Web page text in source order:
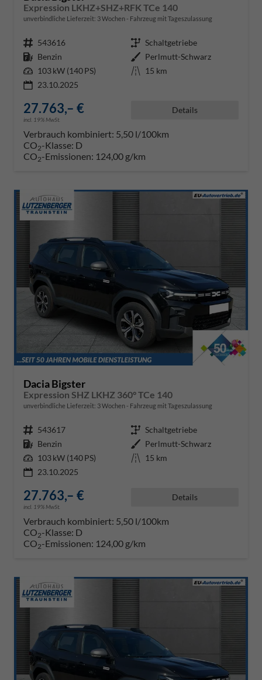
Expression LKHZ+SHZ+RFK TCe 140
unverbindliche Lieferzeit: 3 Wochen Fahrzeug mit Tageszulassung
Fahrzeugnr. 543616 Getriebe Schaltgetriebe
Kraftstoff Benzin Außenfarbe Perlmutt-Schwarz
Leistung 103 kW (140 PS) Kilometerstand 15 km
23.10.2025
27.763,– €
incl. 19% MwSt.
Details
Verbrauch kombiniert: 5,50 l/100km
CO2-Klasse: D
CO2-Emissionen: 124,00 g/km
Dacia Bigster
Expression SHZ LKHZ 360° TCe 140
unverbindliche Lieferzeit: 3 Wochen Fahrzeug mit Tageszulassung
Fahrzeugnr. 543617 Getriebe Schaltgetriebe
Kraftstoff Benzin Außenfarbe Perlmutt-Schwarz
Leistung 103 kW (140 PS) Kilometerstand 15 km
23.10.2025
27.763,– €
incl. 19% MwSt.
Details
Verbrauch kombiniert: 5,50 l/100km
CO2-Klasse: D
CO2-Emissionen: 124,00 g/km